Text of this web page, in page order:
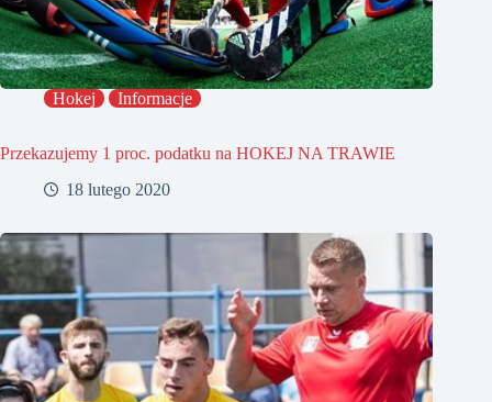
Hokej Informacje
Przekazujemy 1 proc. podatku na HOKEJ NA TRAWIE
18 lutego 2020